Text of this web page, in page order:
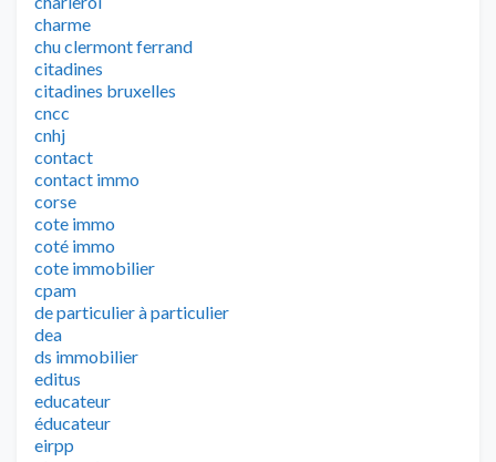
charme
chu clermont ferrand
citadines
citadines bruxelles
cncc
cnhj
contact
contact immo
corse
cote immo
coté immo
cote immobilier
cpam
de particulier à particulier
dea
ds immobilier
editus
educateur
éducateur
eirpp